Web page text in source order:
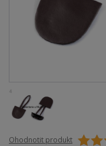
Ohodnotit produkt